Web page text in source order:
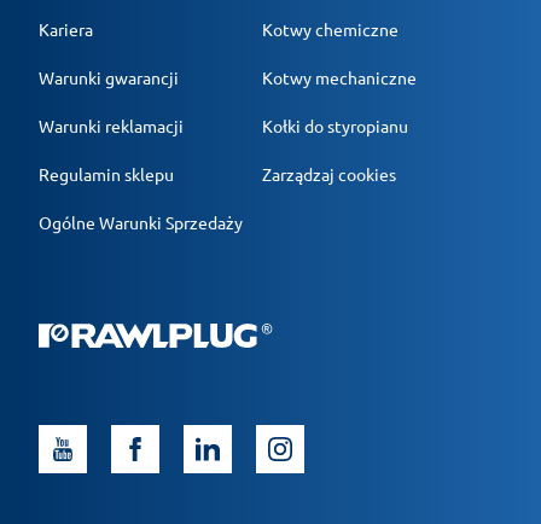
Kariera
Warunki gwarancji
Warunki reklamacji
Regulamin sklepu
Ogólne Warunki Sprzedaży
Kotwy chemiczne
Kotwy mechaniczne
Kołki do styropianu
Zarządzaj cookies